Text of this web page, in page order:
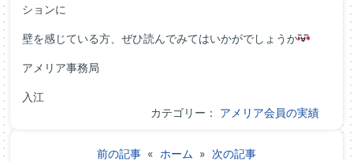
ションに
壁を感じている方、ぜひ読んでみてはいかがでしょうか
アメリア事務局
入江
カテゴリー： アメリア会員の実績
前の記事 « ホーム » 次の記事